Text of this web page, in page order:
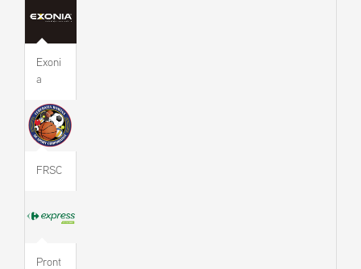
Exoni
a
FRSC
Pront